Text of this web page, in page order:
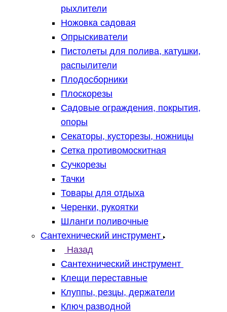
рыхлители
Ножовка садовая
Опрыскиватели
Пистолеты для полива, катушки,
распылители
Плодосборники
Плоскорезы
Садовые ограждения, покрытия,
опоры
Секаторы, кусторезы, ножницы
Сетка противомоскитная
Сучкорезы
Тачки
Товары для отдыха
Черенки, рукоятки
Шланги поливочные
Сантехнический инструмент
Назад
Сантехнический инструмент
Клещи переставные
Клуппы, резцы, держатели
Ключ разводной